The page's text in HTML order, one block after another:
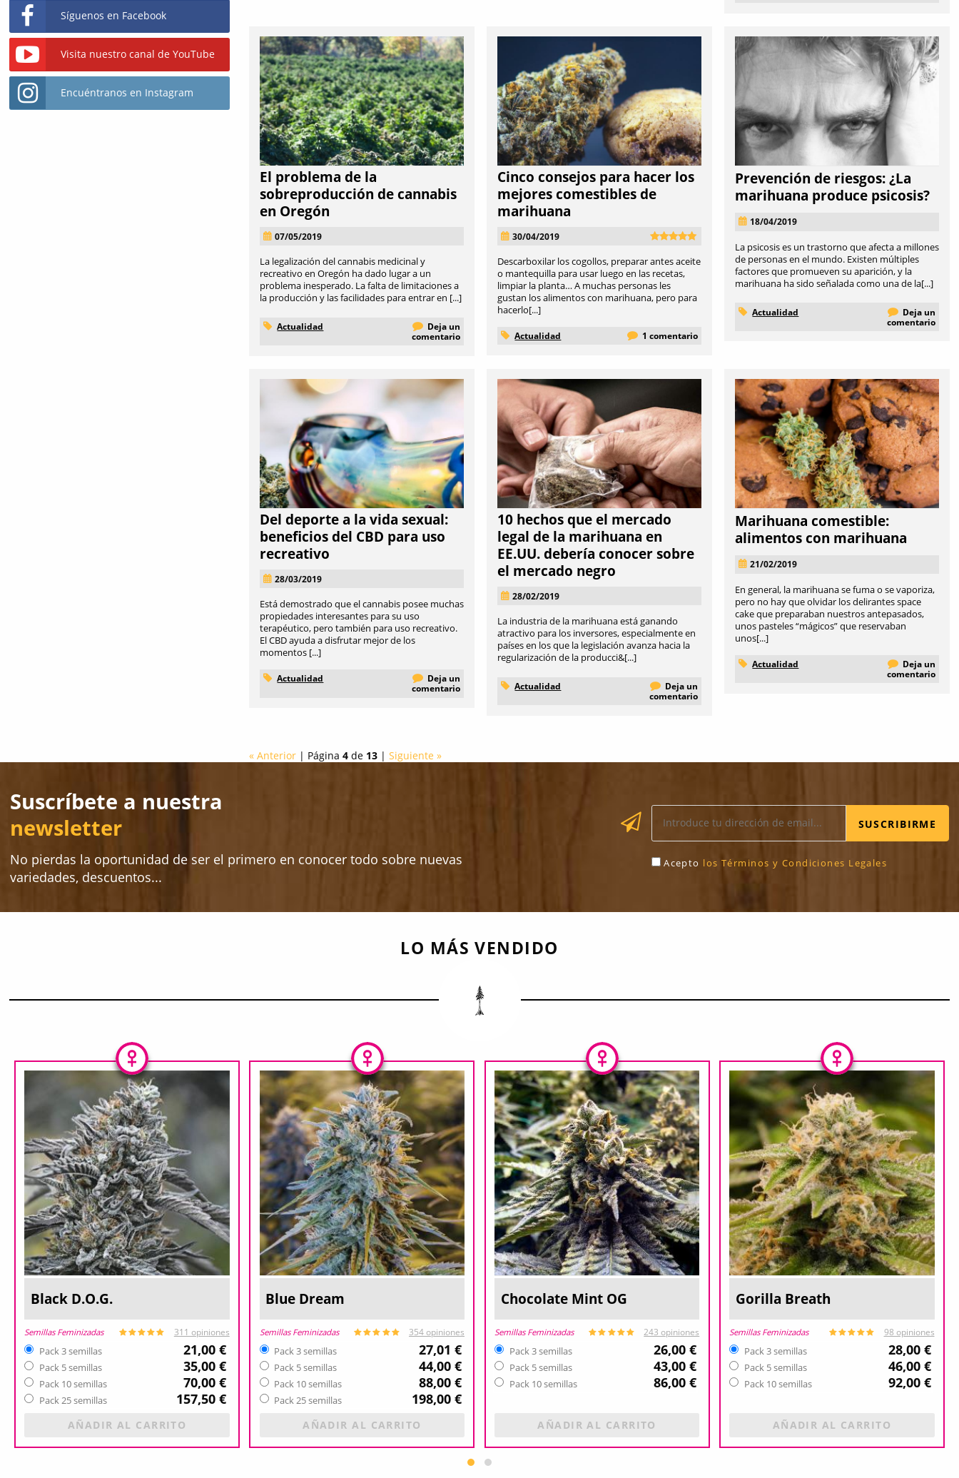
El problema de la
sobreproducción de cannabis
en Oregón
07/05/2019
La legalización del cannabis medicinal y
recreativo en Oregón ha dado lugar a un
problema inesperado. La falta de limitaciones a
la producción y las facilidades para entrar en [...]
Actualidad
Deja un
comentario
Cinco consejos para hacer los
mejores comestibles de
marihuana
30/04/2019
Descarboxilar los cogollos, preparar antes aceite
o mantequilla para usar luego en las recetas,
limpiar la planta… A muchas personas les
gustan los alimentos con marihuana, pero para
hacerlo[...]
Actualidad 1 comentario
Prevención de riesgos: ¿La
marihuana produce psicosis?
18/04/2019
La psicosis es un trastorno que afecta a millones
de personas en el mundo. Existen múltiples
factores que promueven su aparición, y la
marihuana ha sido señalada como una de la[...]
Actualidad
Deja un
comentario
Del deporte a la vida sexual:
beneficios del CBD para uso
recreativo
28/03/2019
Está demostrado que el cannabis posee muchas
propiedades interesantes para su uso
terapéutico, pero también para uso recreativo.
El CBD ayuda a disfrutar mejor de los
momentos [...]
Actualidad
Deja un
comentario
10 hechos que el mercado
legal de la marihuana en
EE.UU. debería conocer sobre
el mercado negro
28/02/2019
La industria de la marihuana está ganando
atractivo para los inversores, especialmente en
países en los que la legislación avanza hacia la
regularización de la producci&[...]
Actualidad
Deja un
comentario
Marihuana comestible:
alimentos con marihuana
21/02/2019
En general, la marihuana se fuma o se vaporiza,
pero no hay que olvidar los delirantes space
cake que preparaban nuestros antepasados,
unos pasteles “mágicos” que reservaban
unos[...]
Actualidad
Deja un
comentario
« Anterior | Página4 de 13 |Siguiente »
Síguenos en Facebook
Visita nuestro canal de YouTube
Encuéntranos en Instagram
Suscríbete a nuestra
newsletter
No pierdas la oportunidad de ser el primero en conocer todo sobre nuevas
variedades, descuentos...
SUSCRIBIRME
Acepto los Términos y Condiciones Legales
LO MÁS VENDIDO
Black D.O.G.
Semillas Feminizadas 311 opiniones
Pack 3 semillas 21,00 €
Pack 5 semillas 35,00 €
Pack 10 semillas 70,00 €
Pack 25 semillas 157,50 €
AÑADIR AL CARRITO
Blue Dream
Semillas Feminizadas 354 opiniones
Pack 3 semillas 27,01 €
Pack 5 semillas 44,00 €
Pack 10 semillas 88,00 €
Pack 25 semillas 198,00 €
AÑADIR AL CARRITO
Chocolate Mint OG
Semillas Feminizadas 243 opiniones
Pack 3 semillas 26,00 €
Pack 5 semillas 43,00 €
Pack 10 semillas 86,00 €
AÑADIR AL CARRITO
Gorilla Breath
Semillas Feminizadas 98 opiniones
Pack 3 semillas 28,00 €
Pack 5 semillas 46,00 €
Pack 10 semillas 92,00 €
AÑADIR AL CARRITO